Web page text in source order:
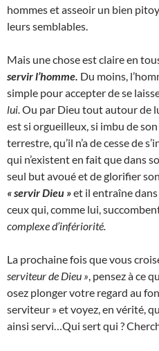
hommes et asseoir un bien
leurs semblables.
Mais une chose est claire en
servir l’homme. Du moins,
simple pour accepter de se
lui. Ou par Dieu tout autour de
est si orgueilleux, si imbu de
terrestre, qu’il n’a de cesse de
qui n’existent en fait que dans
seul but avoué et de glorifier
« servir Dieu »et il entraîne
ceux qui, comme lui,
complexe d’infériorité.
La prochaine fois que vous
serviteur de Dieu » , pensez à ce
osez plonger votre regard au
serviteur » et voyez, en vérité,
ainsi servi…Qui sert qui ?